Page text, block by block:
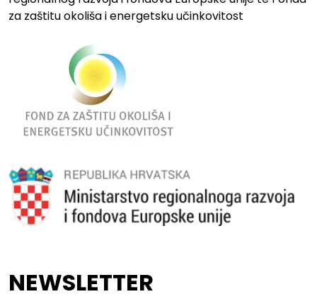
za zaštitu okoliša i energetsku učinkovitost
NEWSLETTER